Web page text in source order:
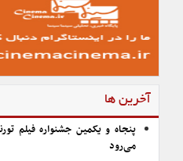
آخرین ها
پنجاه و یکمین جشنواره فیلم
می‌رود